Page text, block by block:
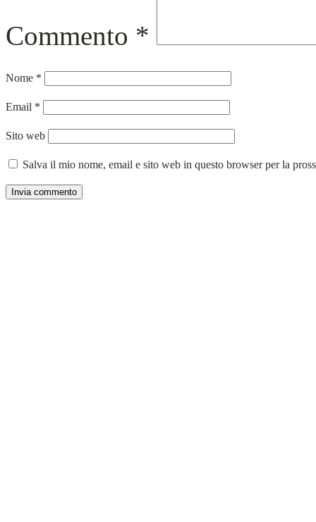
Commento *
Nome *
Email *
Sito web
Salva il mio nome, email e sito web in questo browser per la